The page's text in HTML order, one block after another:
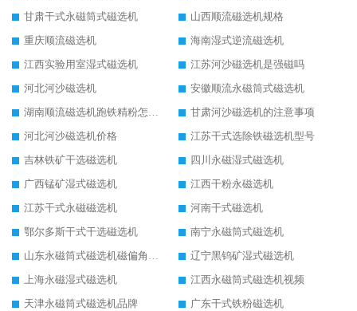
甘肃干式永磁筒式磁选机
山西顺流磁选机规格
重庆顺流磁选机
海南湿式逆流磁选机
江西实验用室湿式磁选机
江苏河沙磁选机是强磁吗
河北河沙磁选机
安徽顺流永磁筒式磁选机
湖南顺流磁选机跑铁精粉怎么处理
甘肃河沙磁选机的注意事项
河北河沙磁选机价格
江苏干式选除铁磁选机型号
吉林铁矿干选磁选机
四川永磁湿式磁选机
广西锰矿湿式磁选机
江西干粉永磁选机
江苏干式永磁磁选机
河南干式磁选机
鄂尔多斯干式干选磁选机
南宁永磁筒式磁选机
山东永磁筒式磁选机磁偏角怎么调整
辽宁黑钨矿湿式磁选机
上海永磁湿式磁选机
江西永磁筒式磁选机视频
天津永磁筒式磁选机品牌
广东干式铁粉磁选机